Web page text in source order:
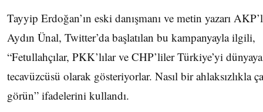
Tayyip Erdoğan’ın eski danışmanı ve metin yazarı
Aydın Ünal, Twitter’da başlatılan bu kampanyayla ilgili,
“Fetullahçılar, PKK’lılar ve CHP’liler Türkiye’yi
tecavüzcüsü olarak gösteriyorlar. Nasıl bir ahlaksızlıkla
görün” ifadelerini kullandı.